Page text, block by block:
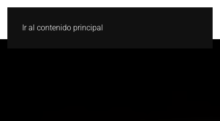
Ir al contenido principal